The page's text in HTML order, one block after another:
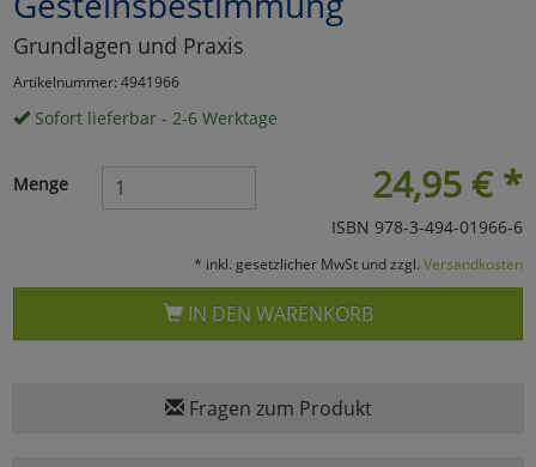
Grundlagen und Praxis
Artikelnummer: 4941966
Sofort lieferbar - 2-6 Werktage
24,95 € *
Menge
ISBN 978-3-494-01966-6
* inkl. gesetzlicher MwSt und zzgl. Versandkosten
IN DEN WARENKORB
Fragen zum Produkt
Marketing
Umfragetools
Cookies
Einstellungen speichern
zurückzu Haupptseite